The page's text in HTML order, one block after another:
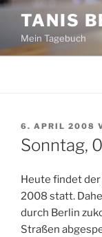
Zum
Inhalt
springen
TANIS
Mein Tagebuch
AM
6. APRIL 2008
Sonntag,
Heute findet der
2008 statt.
durch Berlin
Straßen